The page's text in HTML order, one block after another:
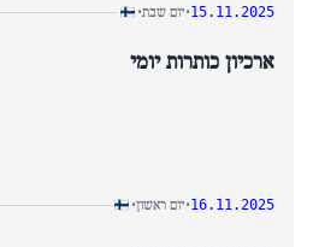
15.11.2025
•יום שבת•
ארכיון כותרות יומי
16.11.2025
•יום ראשון•